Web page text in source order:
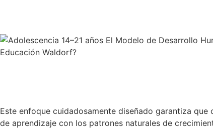
Este enfoque cuidadosamente diseñado garantiza
de aprendizaje con los patrones naturales de